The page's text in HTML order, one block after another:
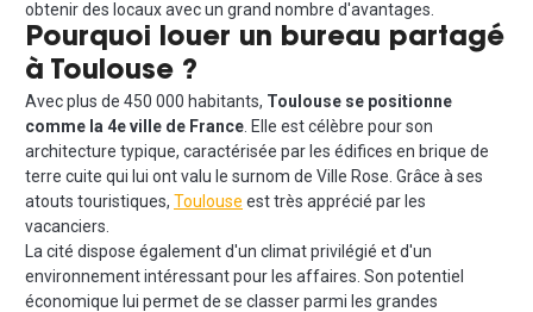
obtenir des locaux avec un grand nombre d'avantages.
Pourquoi louer un bureau partagé
à Toulouse ?
Avec plus de 450 000 habitants, Toulouse se positionne
comme la 4e ville de France . Elle est célèbre pour son
architecture typique, caractérisée par les édifices en brique de
terre cuite qui lui ont valu le surnom de Ville Rose. Grâce à ses
atouts touristiques, Toulouse est très apprécié par les
vacanciers.
La cité dispose également d'un climat privilégié et d'un
environnement intéressant pour les affaires. Son potentiel
économique lui permet de se classer parmi les grandes